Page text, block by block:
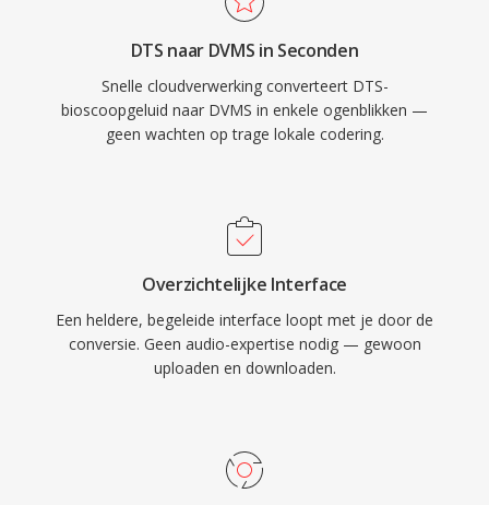
DTS naar DVMS in Seconden
Snelle cloudverwerking converteert DTS-
bioscoopgeluid naar DVMS in enkele ogenblikken —
geen wachten op trage lokale codering.
Overzichtelijke Interface
Een heldere, begeleide interface loopt met je door de
conversie. Geen audio-expertise nodig — gewoon
uploaden en downloaden.